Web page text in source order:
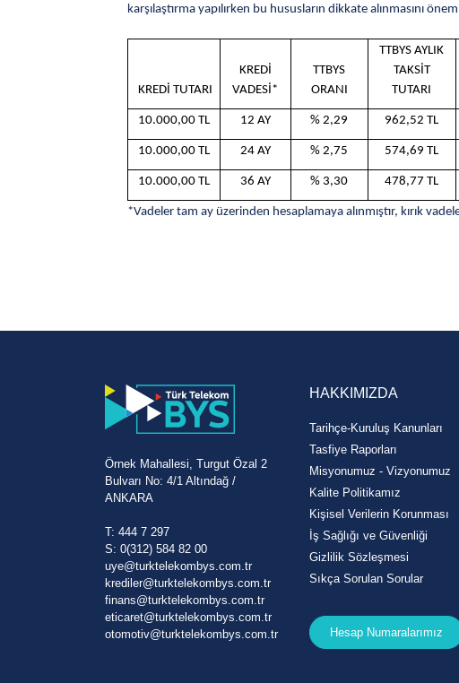
karşılaştırma yapılırken bu hususların dikkate alınmasını
KREDİ TUTARI
KREDİ
VADESİ*
TTBYS
ORANI
TTBYS AYLIK
TAKSİT
TUTARI
10.000,00 TL 12 AY % 2,29 962,52 TL
10.000,00 TL 24 AY % 2,75 574,69 TL
10.000,00 TL 36 AY % 3,30 478,77 TL
*Vadeler tam ay üzerinden hesaplamaya alınmıştır, kırık
Örnek Mahallesi, Turgut Özal 2
Bulvarı No: 4/1 Altındağ /
ANKARA
T: 444 7 297
S: 0(312) 584 82 00
uye@turktelekombys.com.tr
krediler@turktelekombys.com.tr
finans@turktelekombys.com.tr
eticaret@turktelekombys.com.tr
otomotiv@turktelekombys.com.tr
HAKKIMIZDA
Tarihçe-Kuruluş Kanunları
Tasfiye Raporları
Misyonumuz - Vizyonumuz
Kalite Politikamız
Kişisel Verilerin Korunması
İş Sağlığı ve Güvenliği
Gizlilik Sözleşmesi
Sıkça Sorulan Sorular
Hesap Numaralarımız